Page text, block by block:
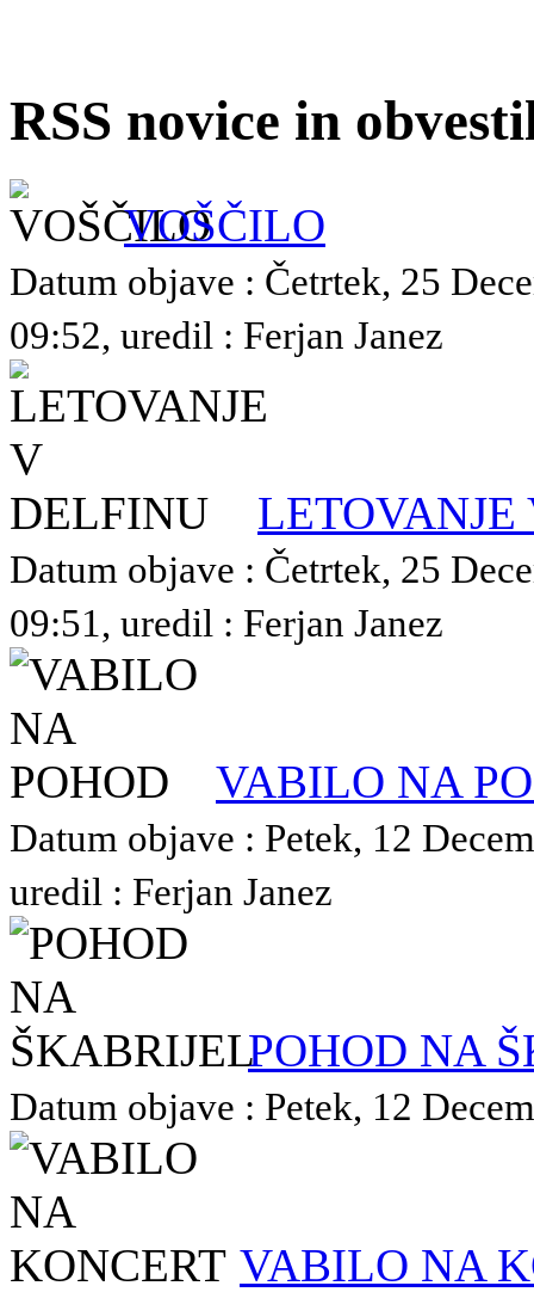
RSS novice in
VOŠČILO
Datum objave : Četrtek, 25
09:52, uredil : Ferjan Janez
Datum objave : Četrtek, 25
09:51, uredil : Ferjan Janez
VABILO NA
Datum objave : Petek, 12
uredil : Ferjan Janez
POHOD NA
Datum objave : Petek, 12
VABILO NA